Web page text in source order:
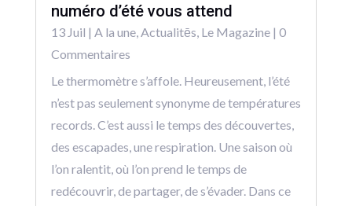
numéro d’été vous attend
13 Juil | A la une, Actualitēs Le Magazine| 0
Commentaires
Le thermomètre s’affole. Heureusement, l’été
n’est pas seulement synonyme de températures
records. C’est aussi le temps des découvertes,
des escapades, une respiration. Une saison où
l’on ralentit, où l’on prend le temps de
redécouvrir, de partager, de s’évader. Dans ce